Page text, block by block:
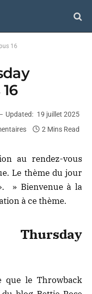
16
Updated: 19 juillet 2025
2 Mins Read
au rendez-vous
Le thème du jour
» Bienvenue à la
à ce thème.
que le Throwback